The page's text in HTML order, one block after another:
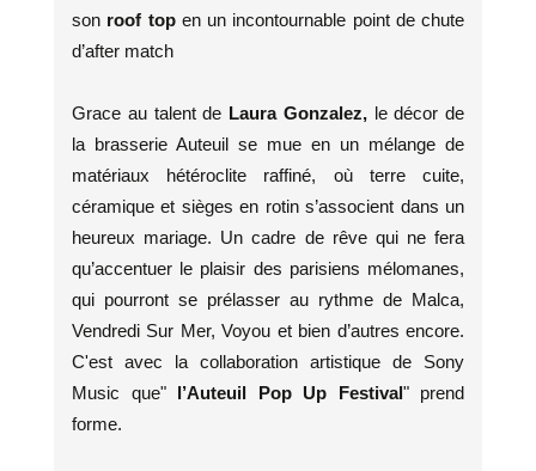
son roof topen un incontournable point de chute
d’after match
Grace au talent de Laura Gonzalez,le décor de
la brasserie Auteuil se mue en un mélange de
matériaux hétéroclite raffiné, où terre cuite,
céramique et sièges en rotin s’associent dans un
heureux mariage. Un cadre de rêve qui ne fera
qu’accentuer le plaisir des parisiens mélomanes,
qui pourront se prélasser au rythme de Malca,
Vendredi Sur Mer, Voyou et bien d’autres encore.
C'est avec la collaboration artistique de Sony
Music que" l’Auteuil Pop Up Festival" prend
forme.